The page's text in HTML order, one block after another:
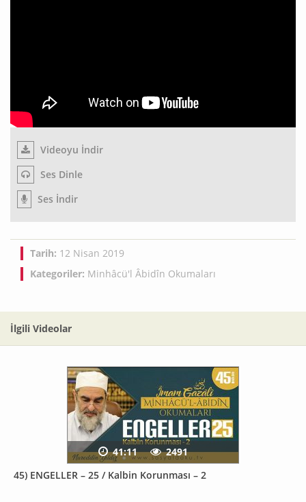
Videoyu İndir
Ses Dinle
Ses İndir
Tarih: 12 Nisan 2019
Kategoriler: Minhâcü'l Âbidîn Okumaları
İlgili Videolar
45) ENGELLER – 25 / Kalbin Korunması – 2
41:11 2491